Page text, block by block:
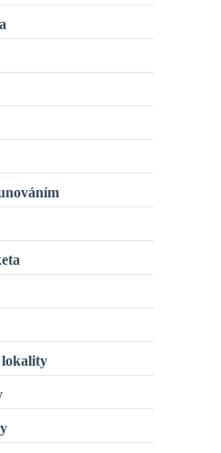
lokality